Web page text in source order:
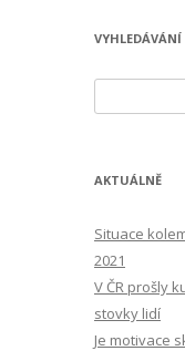
VYHLEDÁVÁNÍ
AKTUÁLNĚ
Situace
2021
V ČR prošly
stovky lidí
Je motivace